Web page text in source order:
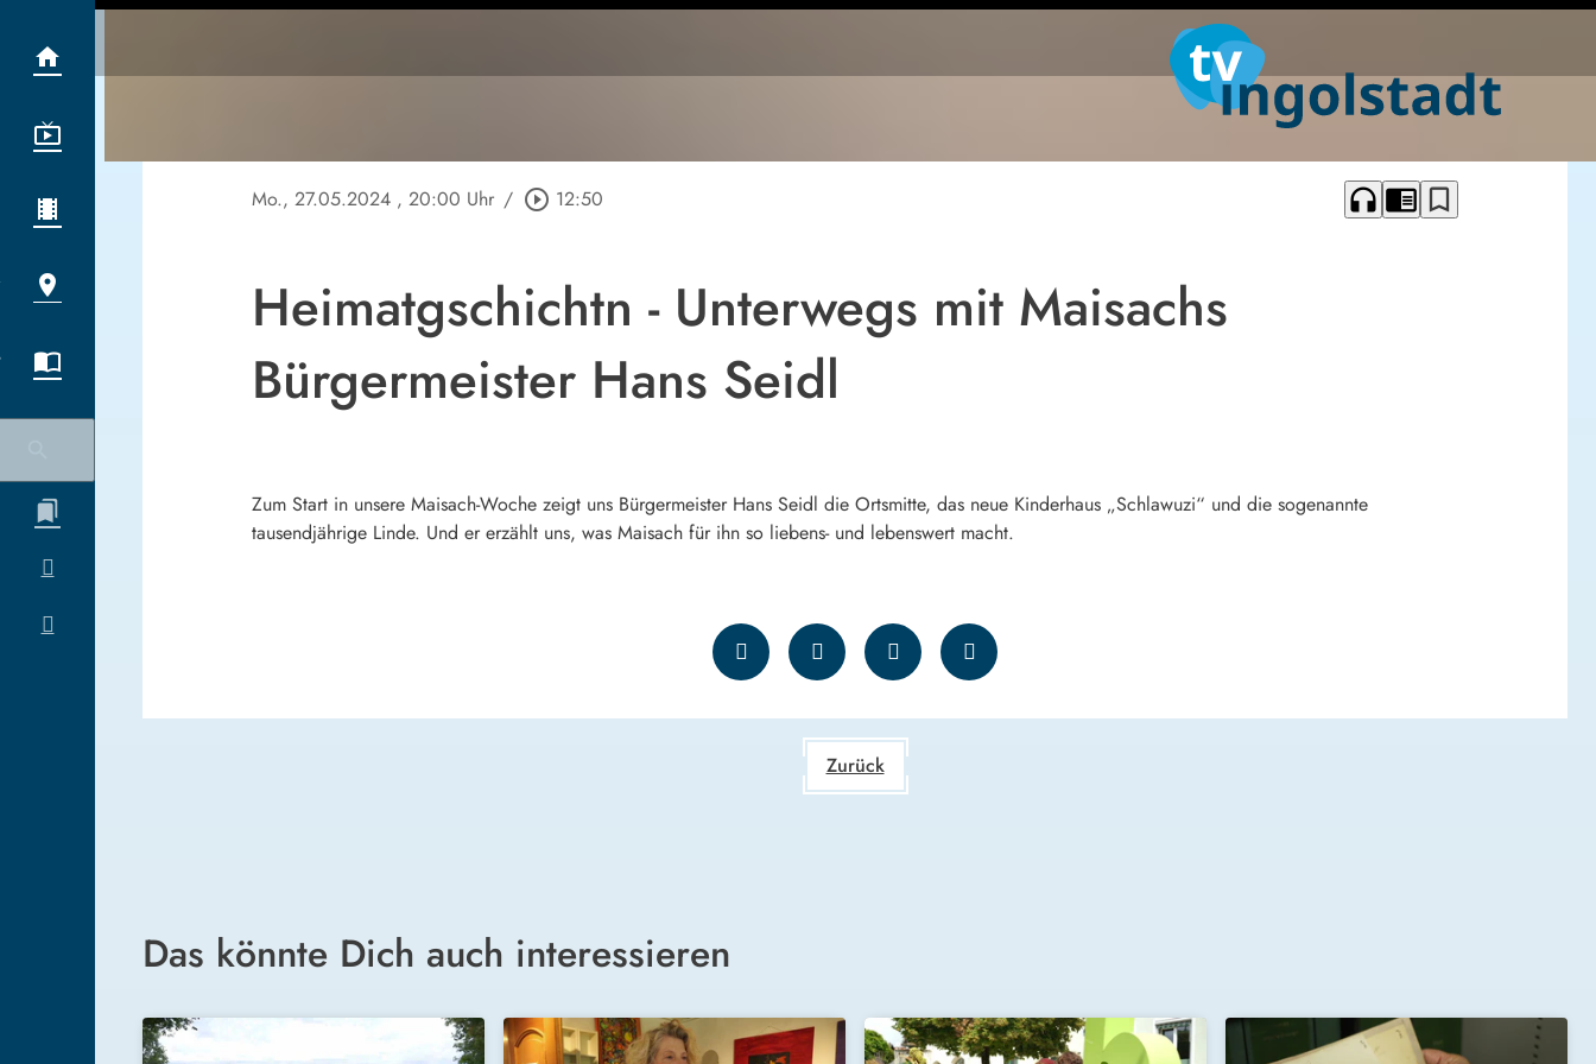
Mo., 27.05.2024 , 20:00 Uhr / play_circle_outline 12:50 headphones chrome_reader_mode bookmark_border
Heimatgschichtn - Unterwegs mit Maisachs
Bürgermeister Hans Seidl
Zum Start in unsere Maisach-Woche zeigt uns Bürgermeister Hans Seidl die Ortsmitte, das neue Kinderhaus „Schlawuzi“ und die sogenannte
tausendjährige Linde. Und er erzählt uns, was Maisach für ihn so liebens- und lebenswert macht.
Zurück
Das könnte Dich auch interessieren